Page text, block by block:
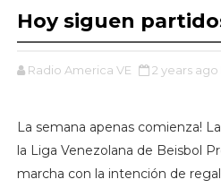
Hoy siguen
Radio America VE 2 years ago
La semana apenas comienza!
la Liga Venezolana de Beisbol
marcha con la intención de